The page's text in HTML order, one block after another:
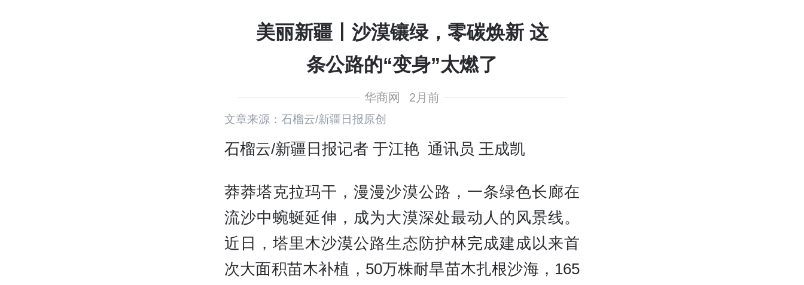
美丽新疆丨沙漠镶绿，零碳焕新 这
条公路的“变身”太燃了
华商网 2月前
文章来源：石榴云/新疆日报原创
石榴云/新疆日报记者 于江艳 通讯员 王成凯
莽莽塔克拉玛干，漫漫沙漠公路，一条绿色长廊在
流沙中蜿蜒延伸，成为大漠深处最动人的风景线。
近日，塔里木沙漠公路生态防护林完成建成以来首
次大面积苗木补植，50万株耐旱苗木扎根沙海，165